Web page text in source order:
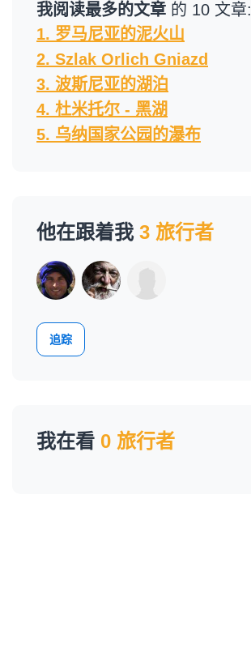
我阅读最多的文章 的 10 文章:
1. 罗马尼亚的泥火山
2. Szlak Orlich Gniazd
3. 波斯尼亚的湖泊
4. 杜米托尔 - 黑湖
5. 乌纳国家公园的瀑布
他在跟着我 3 旅行者
追踪
我在看 0 旅行者